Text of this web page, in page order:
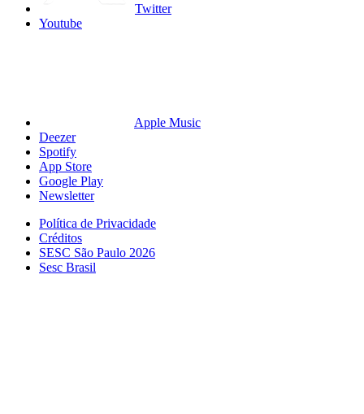
Twitter
Youtube
Apple Music
Deezer
Spotify
App Store
Google Play
Newsletter
Política de Privacidade
Créditos
SESC São Paulo 2026
Sesc Brasil